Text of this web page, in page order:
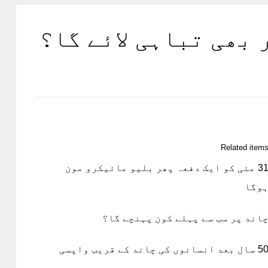
تباہی لائے گا؟
Related items
31 مئی کو ایک دفعہ پھر بلیو مائیکرو مون
ہوگا
چاند پر سب سے پہلے کون پہنچے گا؟
50 سال بعد انسانوں کی چاند کے قریب واپسی